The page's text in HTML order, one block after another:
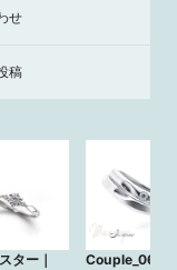
せ
稿
ター｜
Couple_06**